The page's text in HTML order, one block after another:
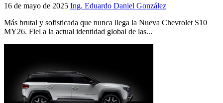
16 de mayo de 2025 Ing. Eduardo Daniel González
Más brutal y sofisticada que nunca llega la Nueva Chevrolet S10
MY26. Fiel a la actual identidad global de las...